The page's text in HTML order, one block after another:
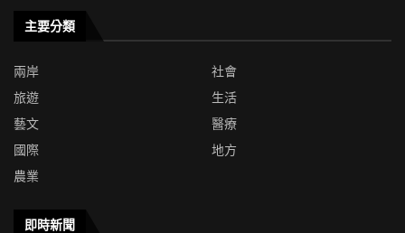
主要分類
兩岸
社會
旅遊
生活
藝文
醫療
國際
地方
農業
即時新聞